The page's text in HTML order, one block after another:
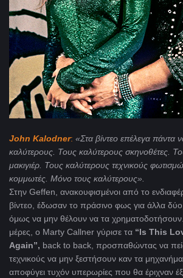
John Kalodner: «Στα βίντεο επέλεγα πάντα
καλύτερους. Τους καλύτερους σκηνοθέτες.
μακιγιέρ. Τους καλύτερους τεχνικούς
κομμωτές. Μόνο τους καλύτερους».
Στην Geffen, ανακουφισμένοι από το
βίντεο, έδωσαν το πράσινο φως για άλλα
όμως να μην θέλουν να τα
μέρες, ο Marty Callner γύρισε τα “Is This
Again”, back to back, προσπαθώντας να
τεχνικούς να μην ξεστήσουν καν τα
αποφύγει τυχόν υπερωρίες που θα έριχναν